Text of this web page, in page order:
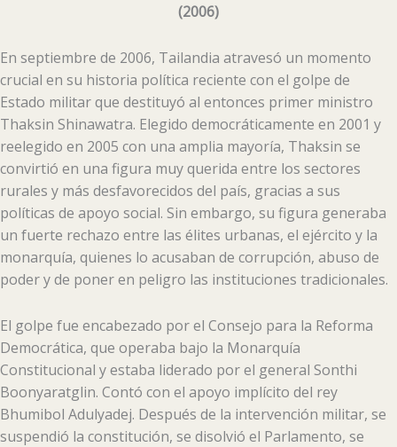
(2006)
En septiembre de 2006, Tailandia atravesó un momento
crucial en su historia política reciente con el golpe de
Estado militar que destituyó al entonces primer ministro
Thaksin Shinawatra. Elegido democráticamente en 2001 y
reelegido en 2005 con una amplia mayoría, Thaksin se
convirtió en una figura muy querida entre los sectores
rurales y más desfavorecidos del país, gracias a sus
políticas de apoyo social. Sin embargo, su figura generaba
un fuerte rechazo entre las élites urbanas, el ejército y la
monarquía, quienes lo acusaban de corrupción, abuso de
poder y de poner en peligro las instituciones tradicionales.
El golpe fue encabezado por el Consejo para la Reforma
Democrática, que operaba bajo la Monarquía
Constitucional y estaba liderado por el general Sonthi
Boonyaratglin. Contó con el apoyo implícito del rey
Bhumibol Adulyadej. Después de la intervención militar, se
suspendió la constitución, se disolvió el Parlamento, se